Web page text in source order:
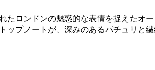
ロンドンの魅惑的な表情を捉えたオ
プノートが、深みのあるパチュリと